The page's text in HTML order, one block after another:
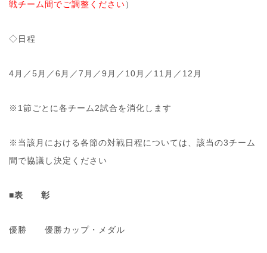
戦チーム間でご調整ください）
◇日程
4月／5月／6月／7月／9月／10月／11月／12月
※1節ごとに各チーム2試合を消化します
※当該月における各節の対戦日程については、該当の3チーム
間で協議し決定ください
■表 彰
優勝 優勝カップ・メダル